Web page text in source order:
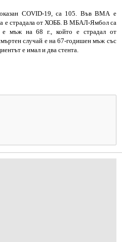
COVID-19, са 105. Във ВМА е
е страдала от ХОББ. В МБАЛ-Ямбол са
е мъж на 68 г., който е страдал от
случай е на 67-годишен мъж със
е имал и два стента.